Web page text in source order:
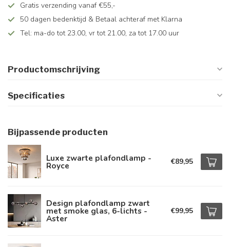
Gratis verzending vanaf €55,-
50 dagen bedenktijd & Betaal achteraf met Klarna
Tel: ma-do tot 23.00, vr tot 21.00, za tot 17.00 uur
Productomschrijving
Specificaties
Bijpassende producten
Luxe zwarte plafondlamp -
Royce €89,95
Design plafondlamp zwart
met smoke glas, 6-lichts -
Aster
€99,95